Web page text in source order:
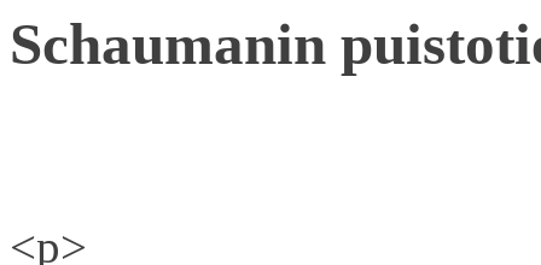
Schaumanin
<p>